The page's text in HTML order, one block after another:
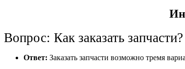
Вопрос: Как заказать запчасти?
Ответ: Заказать запчасти возможно тремя